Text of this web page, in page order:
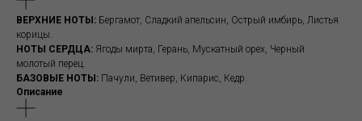
ВЕРХНИЕ НОТЫ: Бергамот, Сладкий апельсин, Острый имбирь, Листья
корицы.
НОТЫ СЕРДЦА: Ягоды мирта, Герань, Мускатный орех, Черный
молотый перец.
БАЗОВЫЕ НОТЫ: Пачули, Ветивер, Кипарис, Кедр.
Описание